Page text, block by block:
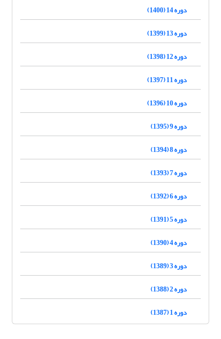
دوره 14 (1400)
دوره 13 (1399)
دوره 12 (1398)
دوره 11 (1397)
دوره 10 (1396)
دوره 9 (1395)
دوره 8 (1394)
دوره 7 (1393)
دوره 6 (1392)
دوره 5 (1391)
دوره 4 (1390)
دوره 3 (1389)
دوره 2 (1388)
دوره 1 (1387)